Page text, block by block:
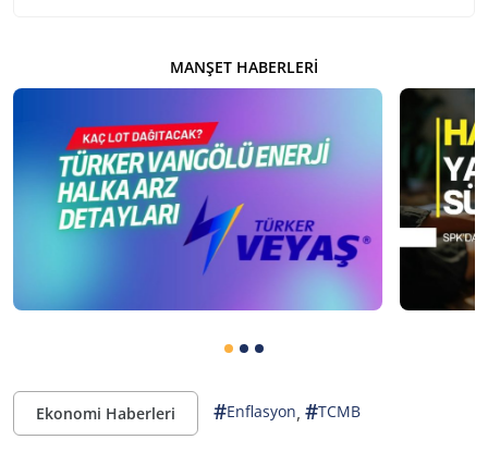
MANŞET HABERLERI
Ekonomi Haberleri #Enflasyon, #TCMB